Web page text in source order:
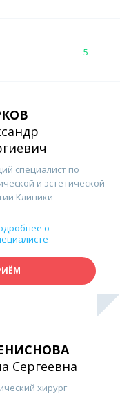
5
специалист по
и эстетической
Клиники
о
Сергеевна
хирург